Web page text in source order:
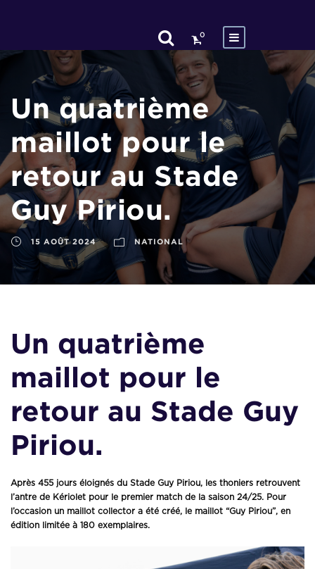
0
Un quatrième
maillot pour le
retour au Stade
Guy Piriou.
15 AOÛT 2024 NATIONAL
Un quatrième
maillot pour le
retour au Stade Guy
Piriou.
Après 455 jours éloignés du Stade Guy Piriou, les thoniers retrouvent
l’antre de Kériolet pour le premier match de la saison 24/25. Pour
l’occasion un maillot collector a été créé, le maillot “Guy Piriou”, en
édition limitée à 180 exemplaires.